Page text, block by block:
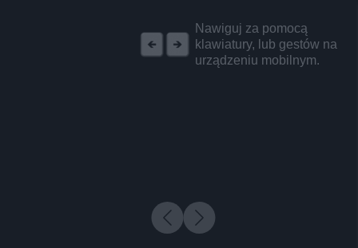
Nawiguj za pomocą
klawiatury, lub gestów na
urządzeniu mobilnym.